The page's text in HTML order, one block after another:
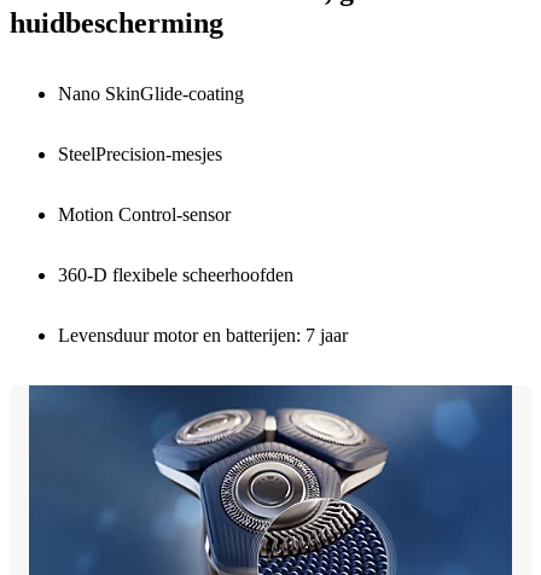
huidbescherming
Nano SkinGlide-coating
SteelPrecision-mesjes
Motion Control-sensor
360-D flexibele scheerhoofden
Levensduur motor en batterijen: 7 jaar